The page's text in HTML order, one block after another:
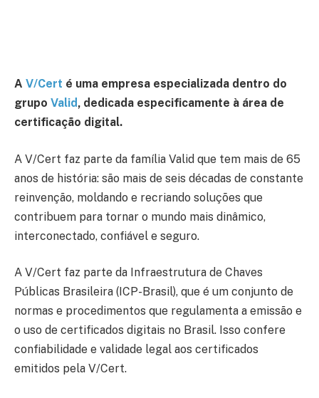
A V/Cert é uma empresa especializada dentro do
grupo Valid, dedicada especificamente à área de
certificação digital.
A V/Cert faz parte da família Valid que tem mais de 65
anos de história: são mais de seis décadas de constante
reinvenção, moldando e recriando soluções que
contribuem para tornar o mundo mais dinâmico,
interconectado, confiável e seguro.
A V/Cert faz parte da Infraestrutura de Chaves
Públicas Brasileira (ICP-Brasil), que é um conjunto de
normas e procedimentos que regulamenta a emissão e
o uso de certificados digitais no Brasil. Isso confere
confiabilidade e validade legal aos certificados
emitidos pela V/Cert.